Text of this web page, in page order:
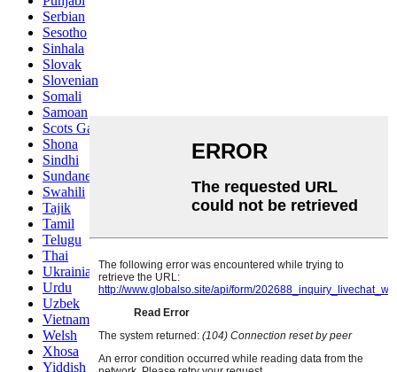
Serbian
Sesotho
Sinhala
Slovak
Slovenian
Somali
Samoan
Scots Gaelic
Shona
Sindhi
Sundanese
Swahili
Tajik
Tamil
Telugu
Thai
Ukrainian
Urdu
Uzbek
Vietnamese
Welsh
Xhosa
Yiddish